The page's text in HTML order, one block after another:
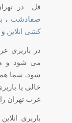
قل در
صفادشت ،
کشی انلاین
در باربری
می شود و
شود. شما
خالی یا
غرب تهران
باربری